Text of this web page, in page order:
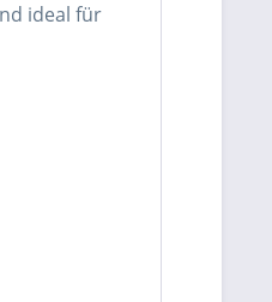
ideal für